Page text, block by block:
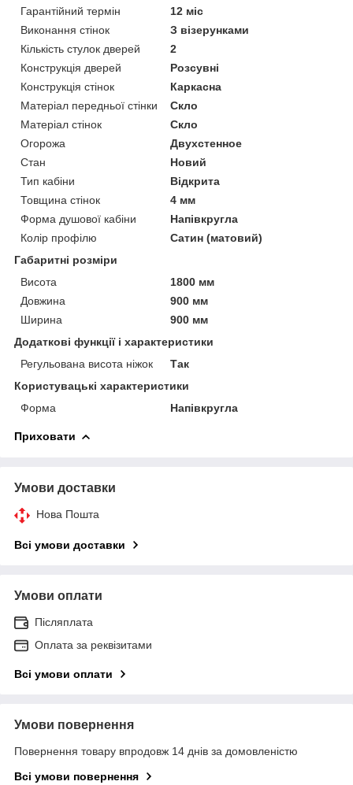
Гарантійний термін
12 міс
Виконання стінок
З візерунками
Кількість стулок дверей
2
Конструкція дверей
Розсувні
Конструкція стінок
Каркасна
Матеріал передньої стінки
Скло
Матеріал стінок
Скло
Огорожа
Двухстенное
Стан
Новий
Тип кабіни
Відкрита
Товщина стінок
4 мм
Форма душової кабіни
Напівкругла
Колір профілю
Сатин (матовий)
Габаритні розміри
Висота
1800 мм
Довжина
900 мм
Ширина
900 мм
Додаткові функції і характеристики
Регульована висота ніжок
Так
Користувацькі характеристики
Форма
Напівкругла
Приховати
Умови доставки
Нова Пошта
Всі умови доставки
Умови оплати
Післяплата
Оплата за реквізитами
Всі умови оплати
Умови повернення
Повернення товару впродовж 14 днів за домовленістю
Всі умови повернення